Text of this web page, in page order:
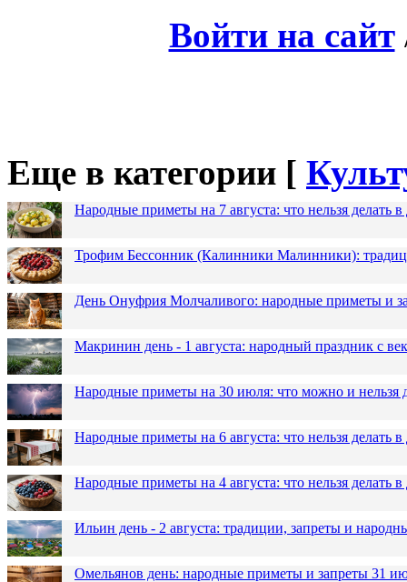
Войти на сайт
Еще в категории [
Народные приметы на 7 августа: что нельзя делать
Трофим Бессонник (Калинники Малинники):
День Онуфрия Молчаливого: народные приметы и
Макринин день - 1 августа: народный праздник с
Народные приметы на 30 июля: что можно и нельзя
Народные приметы на 6 августа: что нельзя делать
Народные приметы на 4 августа: что нельзя
Ильин день - 2 августа: традиции, запреты и
Омельянов день: народные приметы и запреты 31